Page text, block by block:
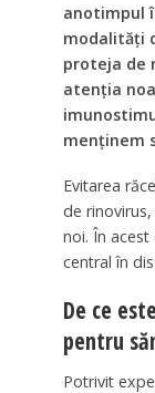
anotimpul
modalități
proteja de
atenția
menținem
Evitarea
de
noi. În
central în
De ce
pentru
Potrivit